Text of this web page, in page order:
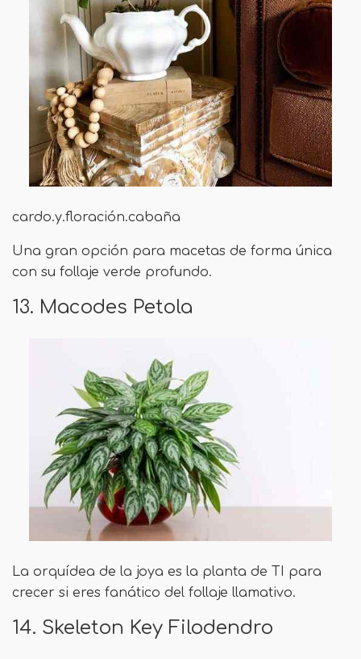
cardo.y.floración.cabaña
Una gran opción para macetas de forma única
con su follaje verde profundo.
13. Macodes Petola
La orquídea de la joya es la planta de TI para
crecer si eres fanático del follaje llamativo.
14. Skeleton Key Filodendro